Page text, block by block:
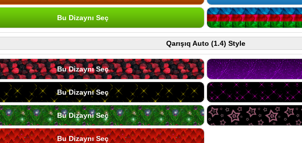
Bu Dizaynı Seç
Qarışıq Auto (1.4) Style
Bu Dizaynı Seç
Bu Dizaynı Seç
Bu Dizaynı Seç
Bu Dizaynı Seç